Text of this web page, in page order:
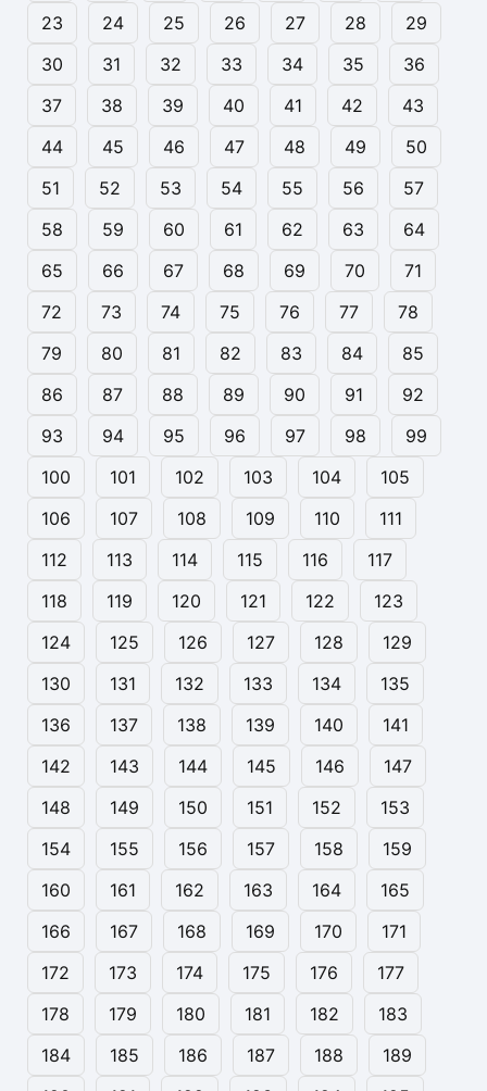
23
24 25 26 27 28
29
30
31 32 33 34 35
36
37
38 39 40 41 42
43
44
45 46 47 48 49
50
51
52 53 54 55 56
57
58
59 60 61 62 63
64
65
66 67 68 69 70
71
72
73 74 75 76 77
78
79
80 81 82 83 84
85
86
87 88 89 90 91
92
93
94 95 96 97 98
99
100
101 102 103 104
105
106
107 108 109 110
111
112
113 114 115 116
117
118
119 120 121 122
123
124
125 126 127 128
129
130
131 132 133 134
135
136
137 138 139 140
141
142
143 144 145 146
147
148
149 150 151 152
153
154
155 156 157 158
159
160
161 162 163 164
165
166
167 168 169 170
171
172
173 174 175 176
177
178
179 180 181 182
183
184
185 186 187 188
189